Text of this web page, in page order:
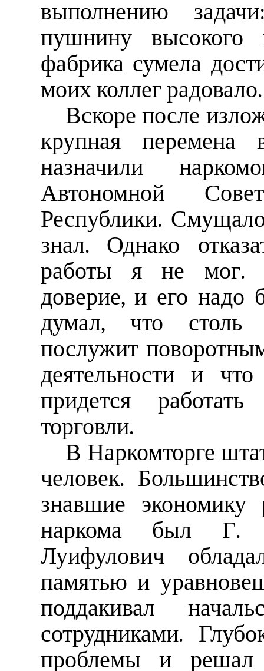
выполнению
пушнину
фабрика сумела
моих коллег радовало.
Вскоре после
крупная
назначили
Автономной
Республики.
знал. Однако
работы я не мог.
доверие, и его надо
думал, что столь
послужит
деятельности и
придется
торговли.
В Наркомторге
человек.
знавшие экономику
наркома был Г.
Луифулович
памятью и
поддакивал
сотрудниками.
проблемы и решал